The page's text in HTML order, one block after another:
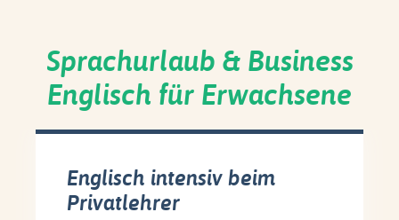
Sprachurlaub & Business
Englisch für Erwachsene
Englisch intensiv beim
Privatlehrer